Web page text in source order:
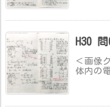
H30 問
＜画像
体内の